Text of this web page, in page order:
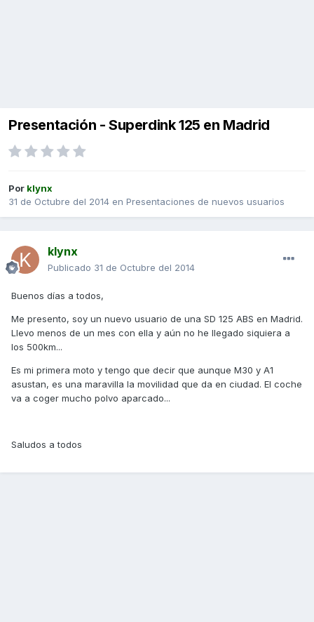
Presentación - Superdink 125 en Madrid
Por klynx
31 de Octubre del 2014 en Presentaciones de nuevos usuarios
klynx
Publicado 31 de Octubre del 2014
Buenos días a todos,
Me presento, soy un nuevo usuario de una SD 125 ABS en Madrid.
Llevo menos de un mes con ella y aún no he llegado siquiera a
los 500km...
Es mi primera moto y tengo que decir que aunque M30 y A1
asustan, es una maravilla la movilidad que da en ciudad. El coche
va a coger mucho polvo aparcado...
Saludos a todos